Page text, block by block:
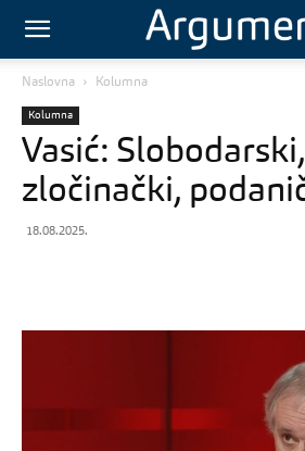
Naslovna Kolumna
Kolumna
Vasić: Slobodarski,
zločinački,
18.08.2025.